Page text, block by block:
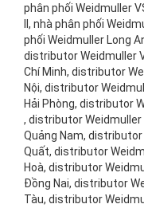
phân phối Weidmuller
II, nhà phân phối
phối Weidmuller Long
distributor Weidmuller
Chí Minh, distributor
Nội, distributor
Hải Phòng, distributor
, distributor
Quảng Nam, distributor
Quất, distributor
Hoà, distributor
Đồng Nai, distributor
Tàu, distributor